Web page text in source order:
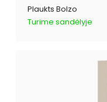
Plaukts Bolzo
Turime sandėlyje